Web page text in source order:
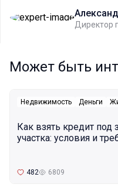
Директор
Может быть
Недвижимость Деньги
Как взять кредит под
участка: условия и
482 6809